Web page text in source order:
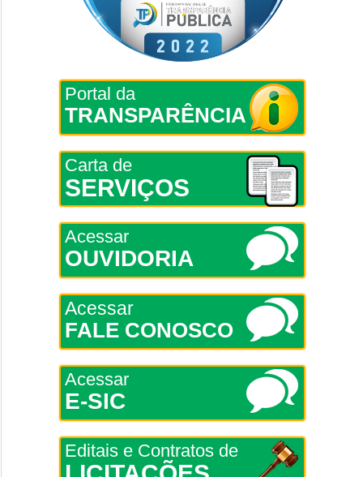
Portal da
TRANSPARÊNCIA
Carta de
SERVIÇOS
Acessar
OUVIDORIA
Acessar
FALE CONOSCO
Acessar
E-SIC
Editais e Contratos de